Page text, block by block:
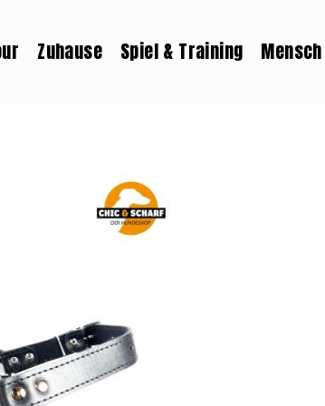
Zuhause Spiel & Training Mensch